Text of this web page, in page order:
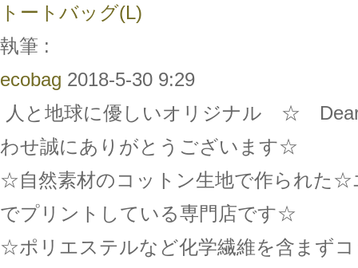
トートバッグ(L)
執筆 :
ecobag 2018-5-30 9:29
人と地球に優しいオリジナル ☆
わせ誠にありがとうございます☆
☆自然素材のコットン生地で作られた☆
でプリントしている専門店です☆
☆ポリエステルなど化学繊維を含まず